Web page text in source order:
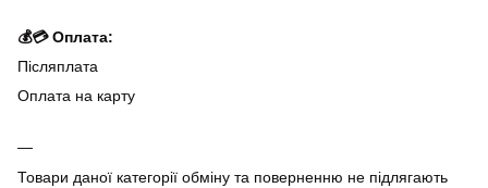
💰💳 Оплата:
Післяплата
Оплата на карту
Товари даної категорії обміну та поверненню не підлягають